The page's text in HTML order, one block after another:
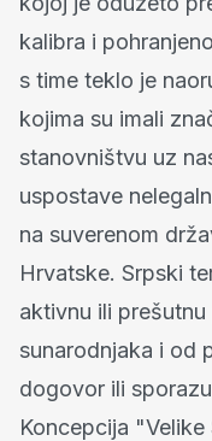
kalibra i
s time teklo je
kojima su imali
stanovništvu uz
uspostave
na suverenom
Hrvatske. Srpski
aktivnu ili
sunarodnjaka i od
dogovor ili
Koncepcija